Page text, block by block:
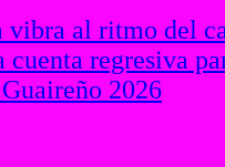
vibra al ritmo del
cuenta regresiva
2026